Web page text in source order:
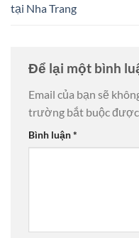
tại Nha Trang
Để lại một bình
Email của bạn sẽ
trường bắt buộc được
Bình luận*